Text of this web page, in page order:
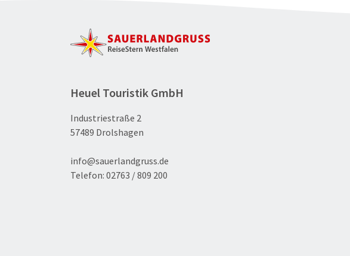
Heuel Touristik GmbH
Industriestraße 2
57489 Drolshagen
info@sauerlandgruss.de
Telefon: 02763 / 809 200